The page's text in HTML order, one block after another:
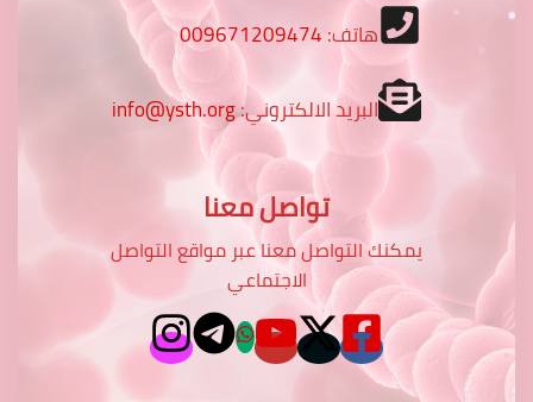
هاتف:009671209474
البريد الالكتروني:info@ysth.org
تواصل معنا
يمكنك التواصل معنا عبر مواقع التواصل
الاجتماعي